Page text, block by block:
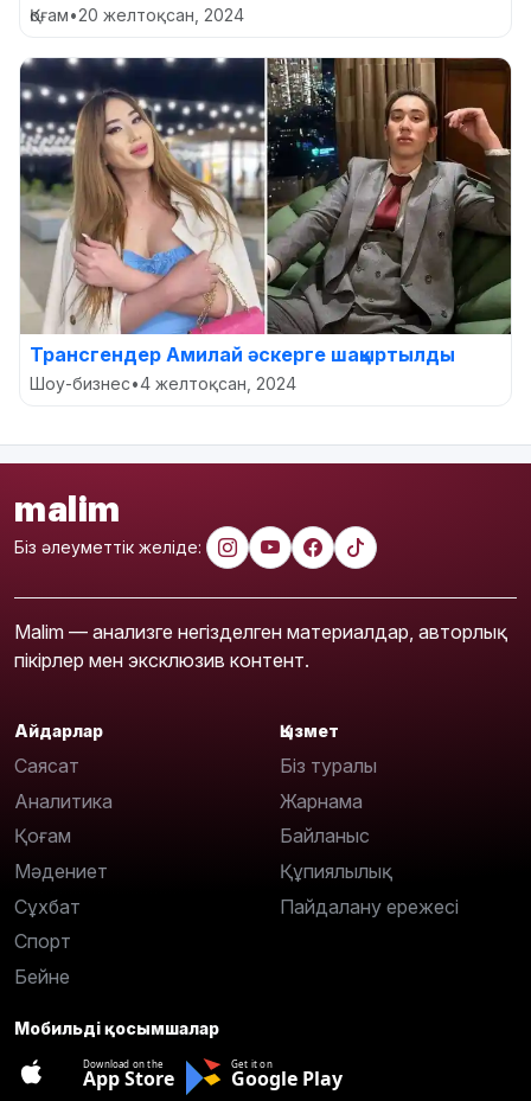
Қоғам•20 желтоқсан, 2024
Трансгендер Амилай әскерге шақыртылды
Шоу-бизнес•4 желтоқсан, 2024
malim
Біз әлеуметтік желіде:
Malim — анализге негізделген материалдар, авторлық
пікірлер мен эксклюзив контент.
Айдарлар
Саясат
Аналитика
Қоғам
Мәдениет
Сұхбат
Спорт
Бейне
Қызмет
Біз туралы
Жарнама
Байланыс
Құпиялылық
Пайдалану ережесі
Мобильді қосымшалар
Download on the
App Store
Get it on
Google Play